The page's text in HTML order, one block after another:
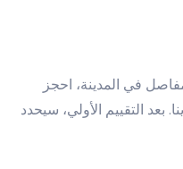
في المدينة، احجز
بعد التقييم الأولي، سيحدد